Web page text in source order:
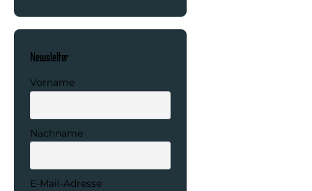
Newsletter
Vorname
Nachname
E-Mail-Adresse